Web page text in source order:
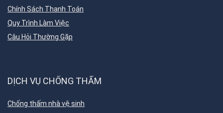
Chính Sách Thanh Toán
Quy Trình Làm Việc
Câu Hỏi Thường Gặp
DỊCH VỤ CHỐNG THẤM
Chống thấm nhà vệ sinh